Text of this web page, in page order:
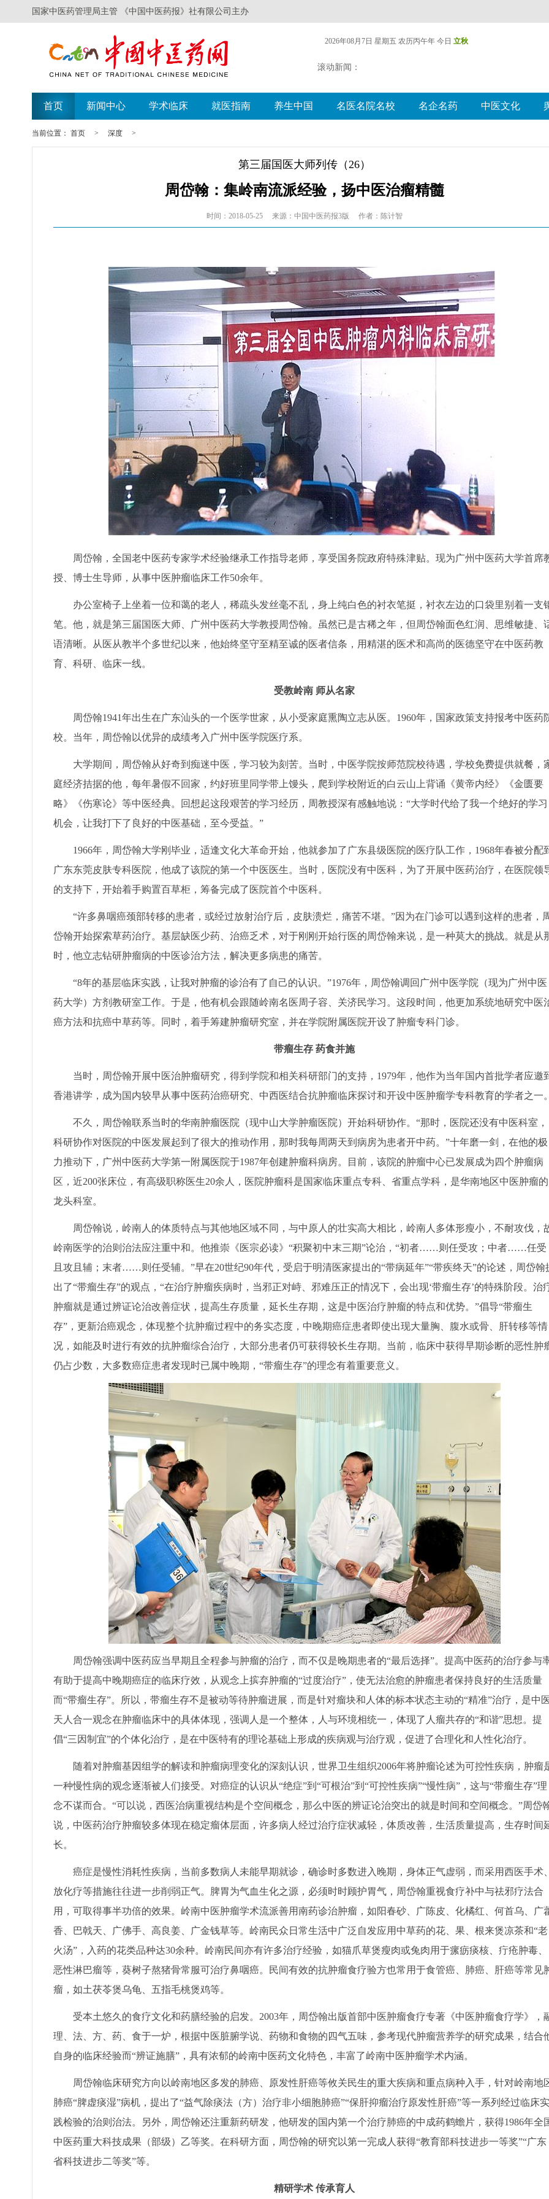
国家中医药管理局主管 《中国中医药报》社有限公司主办
2026年08月7日 星期五 农历丙午年 今日 立秋
滚动新闻：
首页 新闻中心 学术临床 就医指南 养生中国 名医名院名校 名企名药 中医文化
当前位置： 首页 > 深度 >
第三届国医大师列传（26）
周岱翰：集岭南流派经验，扬中医治瘤精髓
时间：2018-05-25 来源：中国中医药报3版 作者：陈计智
周岱翰，全国老中医药专家学术经验继承工作指导老师，享受国务院政府特殊津贴。现为广州中医药大学首席
授、博士生导师，从事中医肿瘤临床工作50余年。
办公室椅子上坐着一位和蔼的老人，稀疏头发丝毫不乱，身上纯白色的衬衣笔挺，衬衣左边的口袋里别着一支
笔。他，就是第三届国医大师、广州中医药大学教授周岱翰。虽然已是古稀之年，但周岱翰面色红润、思维敏捷、
语清晰。从医从教半个多世纪以来，他始终坚守至精至诚的医者信条，用精湛的医术和高尚的医德坚守在中医药教
育、科研、临床一线。
受教岭南 师从名家
周岱翰1941年出生在广东汕头的一个医学世家，从小受家庭熏陶立志从医。1960年，国家政策支持报考中医药
校。当年，周岱翰以优异的成绩考入广州中医学院医疗系。
大学期间，周岱翰从好奇到痴迷中医，学习较为刻苦。当时，中医学院按师范院校待遇，学校免费提供就餐，
庭经济拮据的他，每年暑假不回家，约好班里同学带上馒头，爬到学校附近的白云山上背诵《黄帝内经》《金匮要
略》《伤寒论》等中医经典。回想起这段艰苦的学习经历，周教授深有感触地说：“大学时代给了我一个绝好的学习
机会，让我打下了良好的中医基础，至今受益。”
1966年，周岱翰大学刚毕业，适逢文化大革命开始，他就参加了广东县级医院的医疗队工作，1968年春被分配
广东东莞皮肤专科医院，他成了该院的第一个中医医生。当时，医院没有中医科，为了开展中医药治疗，在医院领
的支持下，开始着手购置百草柜，筹备完成了医院首个中医科。
“许多鼻咽癌颈部转移的患者，或经过放射治疗后，皮肤溃烂，痛苦不堪。”因为在门诊可以遇到这样的患者，
岱翰开始探索草药治疗。基层缺医少药、治癌乏术，对于刚刚开始行医的周岱翰来说，是一种莫大的挑战。就是从
时，他立志钻研肿瘤病的中医诊治方法，解决更多病患的痛苦。
“8年的基层临床实践，让我对肿瘤的诊治有了自己的认识。”1976年，周岱翰调回广州中医学院（现为广州中医
药大学）方剂教研室工作。于是，他有机会跟随岭南名医周子容、关济民学习。这段时间，他更加系统地研究中医
癌方法和抗癌中草药等。同时，着手筹建肿瘤研究室，并在学院附属医院开设了肿瘤专科门诊。
带瘤生存 药食并施
当时，周岱翰开展中医治肿瘤研究，得到学院和相关科研部门的支持，1979年，他作为当年国内首批学者应邀
香港讲学，成为国内较早从事中医药治癌研究、中西医结合抗肿瘤临床探讨和开设中医肿瘤学专科教育的学者之一。
不久，周岱翰联系当时的华南肿瘤医院（现中山大学肿瘤医院）开始科研协作。“那时，医院还没有中医科室，
科研协作对医院的中医发展起到了很大的推动作用，那时我每周两天到病房为患者开中药。”十年磨一剑，在他的极
力推动下，广州中医药大学第一附属医院于1987年创建肿瘤科病房。目前，该院的肿瘤中心已发展成为四个肿瘤病
区，近200张床位，有高级职称医生20余人，医院肿瘤科是国家临床重点专科、省重点学科，是华南地区中医肿瘤的
龙头科室。
周岱翰说，岭南人的体质特点与其他地区域不同，与中原人的壮实高大相比，岭南人多体形瘦小，不耐攻伐，
岭南医学的治则治法应注重中和。他推崇《医宗必读》“积聚初中末三期”论治，“初者……则任受攻；中者……任受
且攻且辅；末者……则任受辅。”早在20世纪90年代，受启于明清医家提出的“带病延年”“带疾终天”的论述，周岱翰
出了“带瘤生存”的观点，“在治疗肿瘤疾病时，当邪正对峙、邪难压正的情况下，会出现‘带瘤生存’的特殊阶段。治
肿瘤就是通过辨证论治改善症状，提高生存质量，延长生存期，这是中医治疗肿瘤的特点和优势。”倡导“带瘤生
存”，更新治癌观念，体现整个抗肿瘤过程中的务实态度，中晚期癌症患者即使出现大量胸、腹水或骨、肝转移等情
况，如能及时进行有效的抗肿瘤综合治疗，大部分患者仍可获得较长生存期。当前，临床中获得早期诊断的恶性肿
仍占少数，大多数癌症患者发现时已属中晚期，“带瘤生存”的理念有着重要意义。
周岱翰强调中医药应当早期且全程参与肿瘤的治疗，而不仅是晚期患者的“最后选择”。提高中医药的治疗参与
有助于提高中晚期癌症的临床疗效，从观念上摈弃肿瘤的“过度治疗”，使无法治愈的肿瘤患者保持良好的生活质量
而“带瘤生存”。所以，带瘤生存不是被动等待肿瘤进展，而是针对瘤块和人体的标本状态主动的“精准”治疗，是中
天人合一观念在肿瘤临床中的具体体现，强调人是一个整体，人与环境相统一，体现了人瘤共存的“和谐”思想。提
倡“三因制宜”的个体化治疗，是在中医特有的理论基础上形成的疾病观与治疗观，促进了合理化和人性化治疗。
随着对肿瘤基因组学的解读和肿瘤病理变化的深刻认识，世界卫生组织2006年将肿瘤论述为可控性疾病，肿瘤
一种慢性病的观念逐渐被人们接受。对癌症的认识从“绝症”到“可根治”到“可控性疾病”“慢性病”，这与“带瘤生存”理
念不谋而合。“可以说，西医治病重视结构是个空间概念，那么中医的辨证论治突出的就是时间和空间概念。”周岱
说，中医药治疗肿瘤较多体现在稳定瘤体层面，许多病人经过治疗症状减轻，体质改善，生活质量提高，生存时间
长。
癌症是慢性消耗性疾病，当前多数病人未能早期就诊，确诊时多数进入晚期，身体正气虚弱，而采用西医手术、
放化疗等措施往往进一步削弱正气。脾胃为气血生化之源，必须时时顾护胃气，周岱翰重视食疗补中与祛邪疗法合
用，可取得事半功倍的效果。岭南中医肿瘤学术流派善用南药诊治肿瘤，如阳春砂、广陈皮、化橘红、何首乌、广
香、巴戟天、广佛手、高良姜、广金钱草等。岭南民众日常生活中广泛自发应用中草药的花、果、根来煲凉茶和“老
火汤”，入药的花类品种达30余种。岭南民间亦有许多治疗经验，如猫爪草煲瘦肉或兔肉用于瘰疬痰核、疔疮肿毒、
恶性淋巴瘤等，葵树子熬猪骨常服可治疗鼻咽癌。民间有效的抗肿瘤食疗验方也常用于食管癌、肺癌、肝癌等常见
瘤，如土茯苓煲乌龟、五指毛桃煲鸡等。
受本土悠久的食疗文化和药膳经验的启发。2003年，周岱翰出版首部中医肿瘤食疗专著《中医肿瘤食疗学》，
理、法、方、药、食于一炉，根据中医脏腑学说、药物和食物的四气五味，参考现代肿瘤营养学的研究成果，结合
自身的临床经验而“辨证施膳”，具有浓郁的岭南中医药文化特色，丰富了岭南中医肿瘤学术内涵。
周岱翰临床研究方向以岭南地区多发的肺癌、原发性肝癌等攸关民生的重大疾病和重点病种入手，针对岭南地
肺癌“脾虚痰湿”病机，提出了“益气除痰法（方）治疗非小细胞肺癌”“保肝抑瘤治疗原发性肝癌”等一系列经过临床实
践检验的治则治法。另外，周岱翰还注重新药研发，他研发的国内第一个治疗肺癌的中成药鹤蟾片，获得1986年全
中医药重大科技成果（部级）乙等奖。在科研方面，周岱翰的研究以第一完成人获得“教育部科技进步一等奖”“广东
省科技进步二等奖”等。
精研学术 传承育人